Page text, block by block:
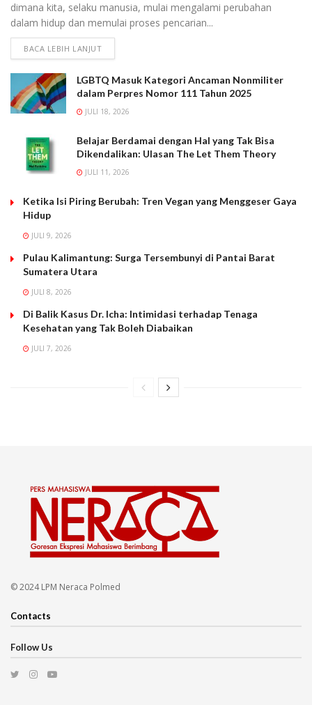
dimana kita, selaku manusia, mulai mengalami perubahan
dalam hidup dan memulai proses pencarian...
BACA LEBIH LANJUT
LGBTQ Masuk Kategori Ancaman Nonmiliter
dalam Perpres Nomor 111 Tahun 2025
JULI 18, 2026
Belajar Berdamai dengan Hal yang Tak Bisa
Dikendalikan: Ulasan The Let Them Theory
JULI 11, 2026
Ketika Isi Piring Berubah: Tren Vegan yang Menggeser Gaya
Hidup
JULI 9, 2026
Pulau Kalimantung: Surga Tersembunyi di Pantai Barat
Sumatera Utara
JULI 8, 2026
Di Balik Kasus Dr. Icha: Intimidasi terhadap Tenaga
Kesehatan yang Tak Boleh Diabaikan
JULI 7, 2026
© 2024 LPM Neraca Polmed
Contacts
Follow Us